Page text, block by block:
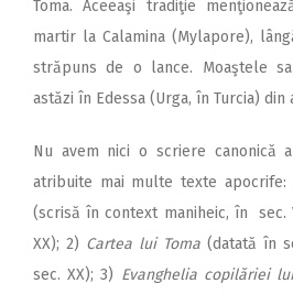
Toma. Aceeaşi tradiţie
martir la Calamina (Mylapore),
străpuns de o lance. Moaştele
astăzi în Edessa (Urga, în Turcia) din
Nu avem nici o scriere canonică
atribuite mai multe texte apocrife:
(scrisă în context maniheic, în sec.
XX); 2) Cartea lui Toma (datată în
sec. XX); 3) Evanghelia copilăriei